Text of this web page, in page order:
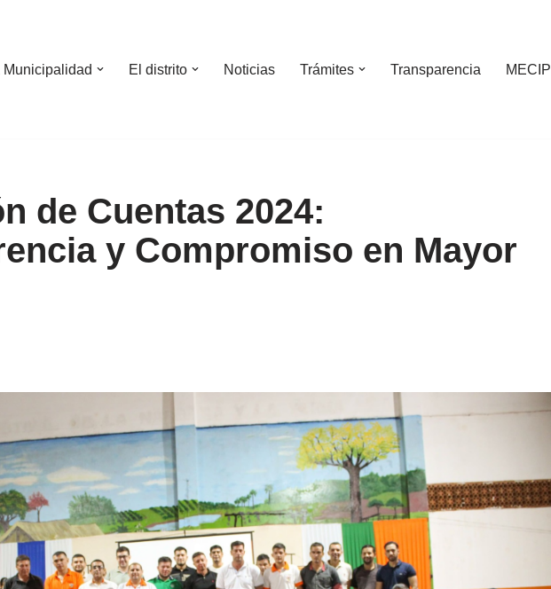
Municipalidad El distrito Noticias Trámites Transparencia MECIP
de Cuentas 2024:
y Compromiso en Mayor